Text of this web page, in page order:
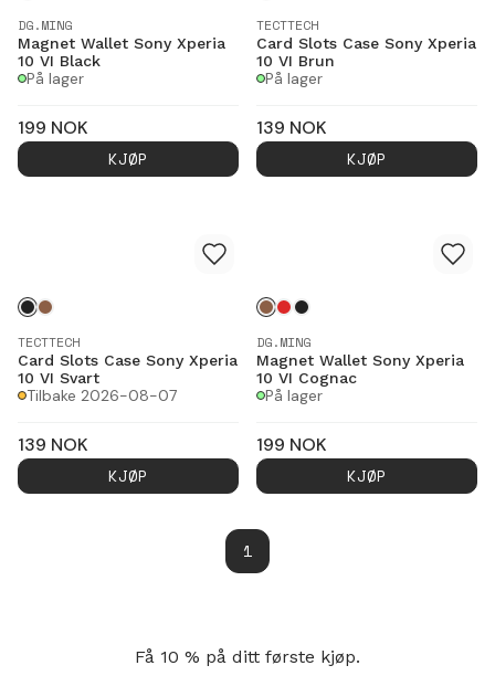
DG.MING
Magnet Wallet Sony Xperia
10 VI Black
På lager
199 NOK
KJØP
TECTTECH
Card Slots Case Sony Xperia
10 VI Brun
På lager
139 NOK
KJØP
TECTTECH
Card Slots Case Sony Xperia
10 VI Svart
Tilbake 2026-08-07
139 NOK
KJØP
DG.MING
Magnet Wallet Sony Xperia
10 VI Cognac
På lager
199 NOK
KJØP
1
Få 10 % på ditt første kjøp.